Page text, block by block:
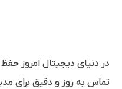
در دنیای دیجیتال امروز
تماس به روز و دقیق برای